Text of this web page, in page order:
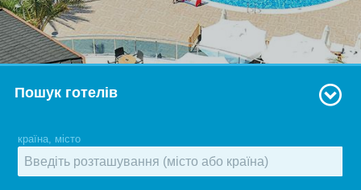
Пошук готелів
країна, місто